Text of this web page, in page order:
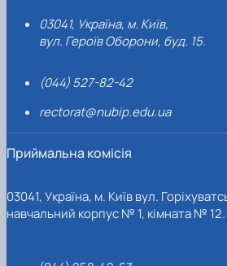
03041, Україна, м. Київ,
вул. Героїв Оборони, буд. 15.
(044) 527-82-42
rectorat@nubip.edu.ua
Приймальна комісія
03041, Україна, м. Київ вул.
навчальний корпус № 1, кімната № 12.